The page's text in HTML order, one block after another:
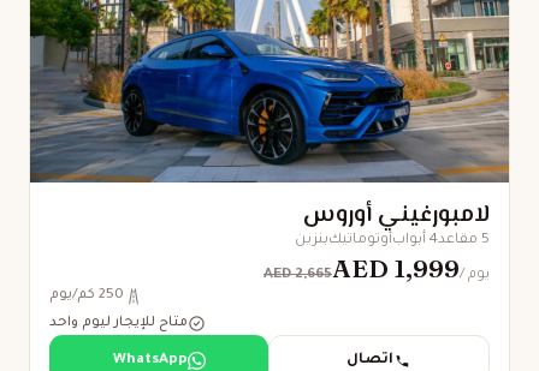
لامبورغيني أوروس
5 مقاعد 4 أبواب أوتوماتيكبنزين
AED 2,665AED 1,999 / يوم
250 كم/يوم
متاح للإيجار ليوم واحد
اتصال WhatsApp